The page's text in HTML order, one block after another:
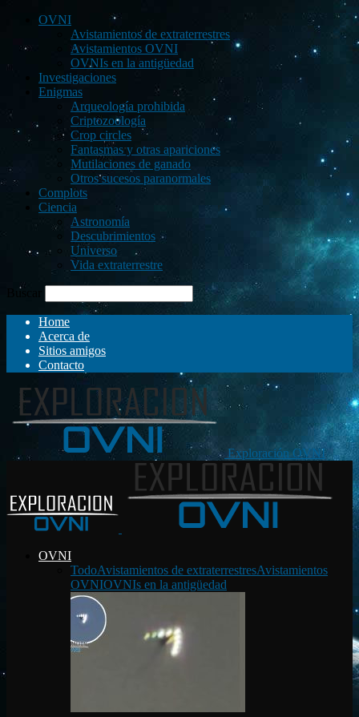
OVNI
Avistamientos de extraterrestres
Avistamientos OVNI
OVNIs en la antigüedad
Investigaciones
Enigmas
Arqueología prohibida
Criptozoología
Crop circles
Fantasmas y otras apariciones
Mutilaciones de ganado
Otros sucesos paranormales
Complots
Ciencia
Astronomía
Descubrimientos
Universo
Vida extraterrestre
Buscar
Home
Acerca de
Sitios amigos
Contacto
Exploración OVNI
OVNI
TodoAvistamientos de extraterrestresAvistamientos
OVNIOVNIs en la antigüedad